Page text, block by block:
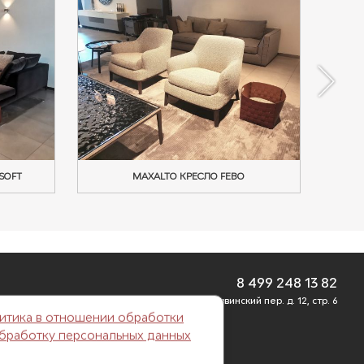
MAXALTO КРЕСЛО FEBO
в отношении обработки
персональных данных
8 499 248 13 82
г. Москва, Б. Саввинский пер. д. 12, стр. 6